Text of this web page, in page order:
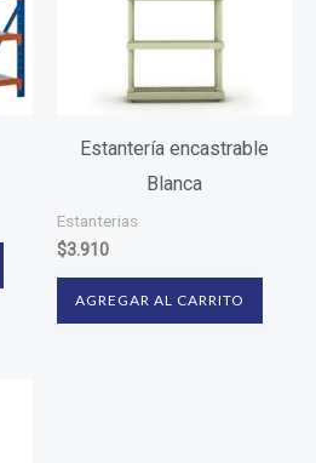
Estantería encastrable
Blanca
Estanterias
$3.910
AGREGAR AL CARRITO